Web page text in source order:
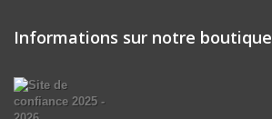
Informations sur notre boutique